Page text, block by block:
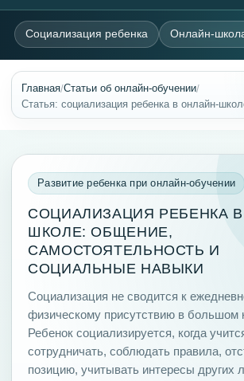
Социализация ребенка Онлайн-
Главная/Статьи об онлайн-обучении/
Статья: социализация ребенка в онлайн-
Развитие ребенка при онлайн-обучении
СОЦИАЛИЗАЦИЯ РЕБЕНКА
ШКОЛЕ: ОБЩЕНИЕ,
САМОСТОЯТЕЛЬНОСТЬ И
СОЦИАЛЬНЫЕ НАВЫКИ
Социализация не сводится к
физическому присутствию в большом
Ребенок социализируется, когда
сотрудничать, соблюдать правила,
позицию, учитывать интересы других